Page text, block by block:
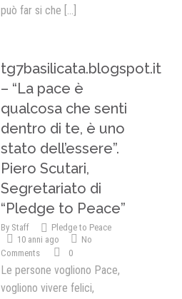
può far si che [...]
tg7basilicata.blogspot.it
– “La pace è
qualcosa che senti
dentro di te, è uno
stato dell’essere”.
Piero Scutari,
Segretariato di
“Pledge to Peace”
By Staff
Pledge to Peace
10 anni ago
No
Comments
0
Le persone vogliono Pace,
vogliono vivere felici,